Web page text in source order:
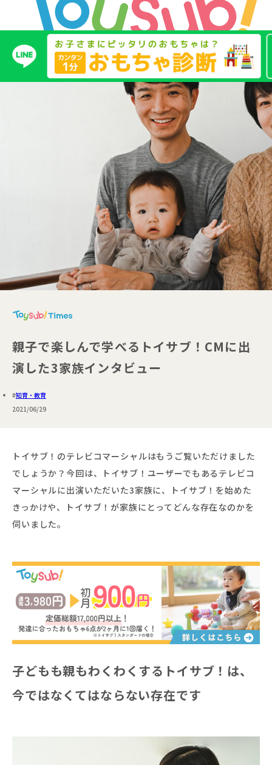
親子で楽しんで学べるトイサブ！CMに出
演した3家族インタビュー
知育・教育
2021/06/29
トイサブ！のテレビコマーシャルはもうご覧いただけました
でしょうか？今回は、トイサブ！ユーザーでもあるテレビコ
マーシャルに出演いただいた3家族に、トイサブ！を始めた
きっかけや、トイサブ！が家族にとってどんな存在なのかを
伺いました。
子どもも親もわくわくするトイサブ！は、
今ではなくてはならない存在です